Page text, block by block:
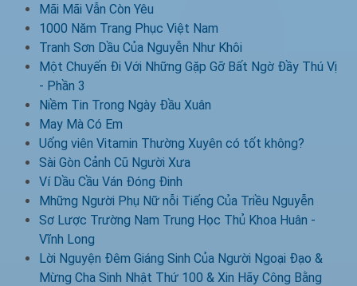
Mãi Mãi Vẫn Còn Yêu
1000 Năm Trang Phục Việt Nam
Tranh Sơn Dầu Của Nguyễn Như Khôi
Một Chuyến Đi Với Những Gặp Gỡ Bất Ngờ Đầy Thú Vị
- Phần 3
Niềm Tin Trong Ngày Đầu Xuân
May Mà Có Em
Uống viên Vitamin Thường Xuyên có tốt không?
Sài Gòn Cảnh Cũ Người Xưa
Ví Dầu Cầu Ván Đóng Đinh
Mhững Người Phụ Nữ nỗi Tiếng Của Triều Nguyễn
Sơ Lược Trường Nam Trung Học Thủ Khoa Huân -
Vĩnh Long
Lời Nguyện Đêm Giáng Sinh Của Người Ngoại Đạo &
Mừng Cha Sinh Nhật Thứ 100 & Xin Hãy Công Bằng